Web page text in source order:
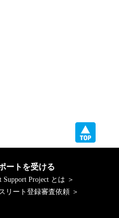
ートを受ける
Support Project とは ＞
リート登録審査依頼 ＞